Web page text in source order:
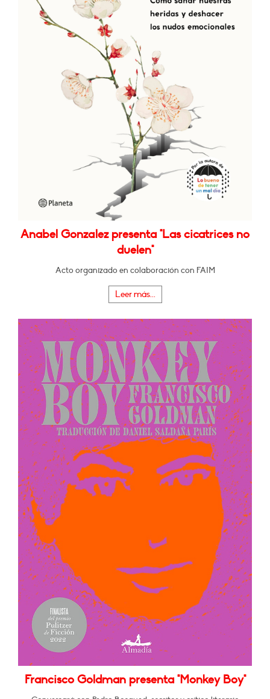
Anabel Gonzalez presenta "Las cicatrices no
duelen"
Acto organizado en colaboración con FAIM
Leer más...
Francisco Goldman presenta "Monkey Boy"